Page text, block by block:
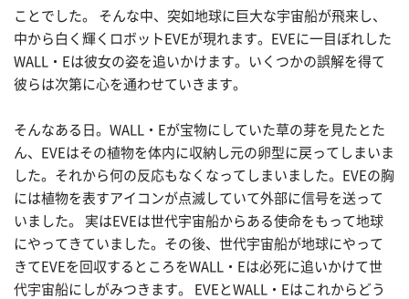
ことでした。 そんな中、突如地球に巨大な宇宙船が飛来し、
中から白く輝くロボットEVEが現れます。EVEに一目ぼれした
WALL・Eは彼女の姿を追いかけます。いくつかの誤解を得て
彼らは次第に心を通わせていきます。
そんなある日。WALL・Eが宝物にしていた草の芽を見たとた
ん、EVEはその植物を体内に収納し元の卵型に戻ってしまいま
した。それから何の反応もなくなってしまいました。EVEの胸
には植物を表すアイコンが点滅していて外部に信号を送って
いました。 実はEVEは世代宇宙船からある使命をもって地球
にやってきていました。その後、世代宇宙船が地球にやって
きてEVEを回収するところをWALL・Eは必死に追いかけて世
代宇宙船にしがみつきます。 EVEとWALL・Eはこれからどう